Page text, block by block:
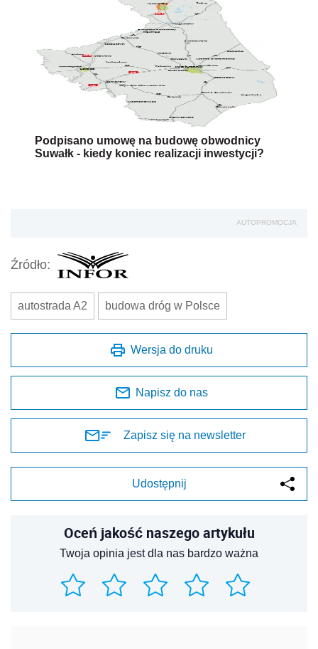
Podpisano umowę na budowę obwodnicy
Suwałk - kiedy koniec realizacji inwestycji?
AUTOPROMOCJA
Źródło:
autostrada A2 budowa dróg w Polsce
Wersja do druku
Napisz do nas
Zapisz się na newsletter
Udostępnij
Oceń jakość naszego artykułu
Twoja opinia jest dla nas bardzo ważna